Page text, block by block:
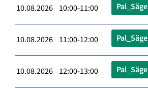
10.08.2026 10:00-11:00 Pal_Säge
10.08.2026 11:00-12:00 Pal_Säge
10.08.2026 12:00-13:00 Pal_Säge